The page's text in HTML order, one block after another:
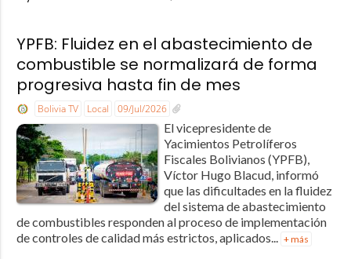
YPFB: Fluidez en el abastecimiento de
combustible se normalizará de forma
progresiva hasta fin de mes
Bolivia TV Local 09/Jul/2026
El vicepresidente de
Yacimientos Petrolíferos
Fiscales Bolivianos (YPFB),
Víctor Hugo Blacud, informó
que las dificultades en la fluidez
del sistema de abastecimiento
de combustibles responden al proceso de implementación
de controles de calidad más estrictos, aplicados... + más